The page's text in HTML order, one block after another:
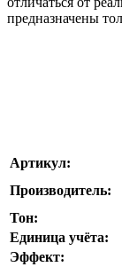
предназначены
Артикул:
Производитель:
Тон:
Единица учёта:
Эффект: